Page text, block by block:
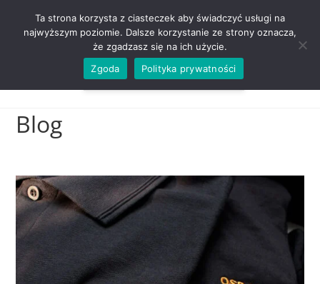
ZADZWOŃ TEL. 600 352 938
Blog
Ta strona korzysta z ciasteczek aby świadczyć usługi na
najwyższym poziomie. Dalsze korzystanie ze strony oznacza,
że zgadzasz się na ich użycie.
Zgoda
Polityka prywatności